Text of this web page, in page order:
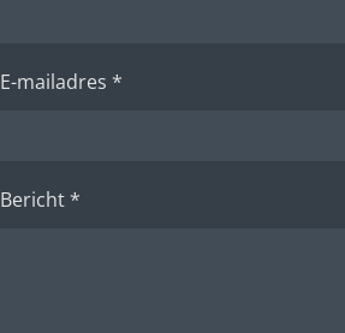
E-mailadres *
Bericht *